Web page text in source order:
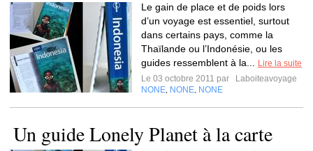
Le gain de place et de poids lors
d’un voyage est essentiel, surtout
dans certains pays, comme la
Thaïlande ou l’Indonésie, ou les
guides ressemblent à la...
Lire la suite
Le 03 octobre 2011 par
Laboiteavoyage
NONE NONE NONE
Un guide Lonely Planet à la carte